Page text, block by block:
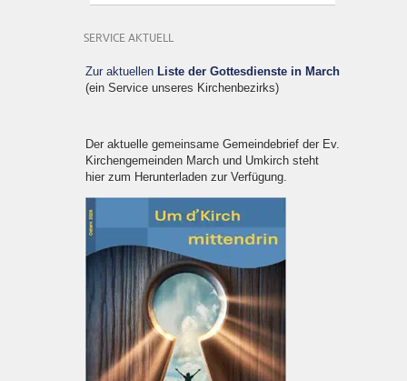
SERVICE AKTUELL
Zur aktuellen Liste der Gottesdienste in March
(ein Service unseres Kirchenbezirks)
Der aktuelle gemeinsame Gemeindebrief der Ev.
Kirchengemeinden March und Umkirch steht
hier zum Herunterladen zur Verfügung.